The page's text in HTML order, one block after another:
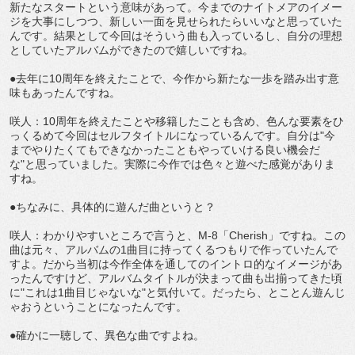
新たなスタートという意味があって。今までのナイトメアのイメー
ジを大事にしつつ、新しい一面を見せられたらいいなと思っていた
んです。結果として今回はそういう曲も入っているし、自分の理想
としていたアルバムができたので嬉しいですね。
●去年に10周年を終えたことで、今作から新たな一歩を踏み出す意
味もあったんですね。
咲人：10周年を終えたことや移籍したことも含め、色んな要素をひ
っくるめて今回はセルフタイトルになっているんです。自分は"今
までやりたくてもできなかったこともやっていける良い機会だ
な"と思っていました。実際に今作では色々と遊べた感覚がありま
すね。
●ちなみに、具体的に遊んだ曲というと？
咲人：わかりやすいところで言うと、M-8「Cherish」ですね。この
曲は元々、アルバムの1曲目に持ってくるつもりで作っていたんで
すよ。だから当初は今作全体を通してのイントロ的なイメージがあ
ったんですけど、アルバムタイトルが決まって曲も出揃ってきた頃
に"これは1曲目じゃないな"と気付いて。だったら、とことん遊んじ
ゃおうということになったんです。
●確かに一聴して、異色な曲ですよね。